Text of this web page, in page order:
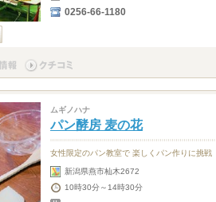
0256-66-1180
ムギノハナ
パン酵房 麦の花
女性限定のパン教室で 楽しくパン作りに挑戦
新潟県燕市杣木2672
10時30分～14時30分